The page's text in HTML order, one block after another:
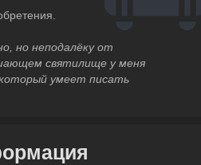
но неподалёку от
святилище у меня
умеет писать